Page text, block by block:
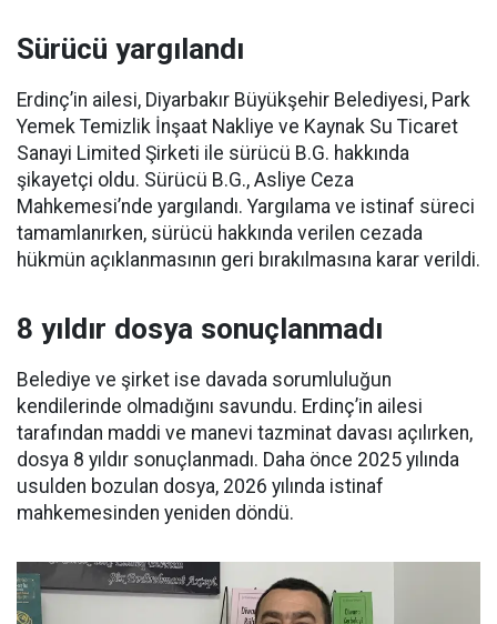
Sürücü yargılandı
Erdinç’in ailesi, Diyarbakır Büyükşehir Belediyesi, Park
Yemek Temizlik İnşaat Nakliye ve Kaynak Su Ticaret
Sanayi Limited Şirketi ile sürücü B.G. hakkında
şikayetçi oldu. Sürücü B.G., Asliye Ceza
Mahkemesi’nde yargılandı. Yargılama ve istinaf süreci
tamamlanırken, sürücü hakkında verilen cezada
hükmün açıklanmasının geri bırakılmasına karar verildi.
8 yıldır dosya sonuçlanmadı
Belediye ve şirket ise davada sorumluluğun
kendilerinde olmadığını savundu. Erdinç’in ailesi
tarafından maddi ve manevi tazminat davası açılırken,
dosya 8 yıldır sonuçlanmadı. Daha önce 2025 yılında
usulden bozulan dosya, 2026 yılında istinaf
mahkemesinden yeniden döndü.